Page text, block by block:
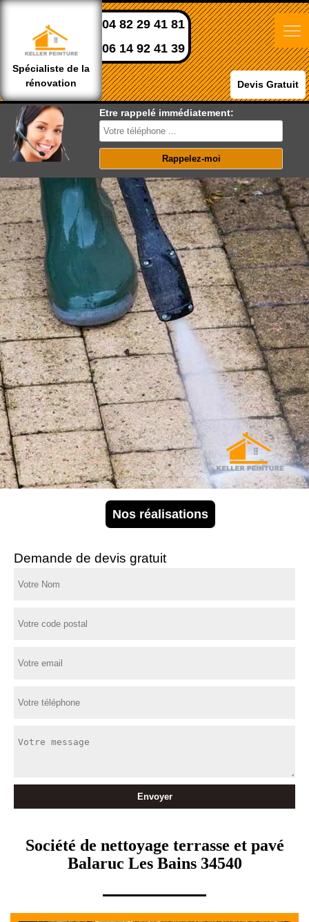
Spécialiste de la
rénovation
04 82 29 41 81
06 14 92 41 39
Devis Gratuit
Etre rappelé immédiatement:
Nos réalisations
Demande de devis gratuit
Société de nettoyage terrasse et pavé
Balaruc Les Bains 34540